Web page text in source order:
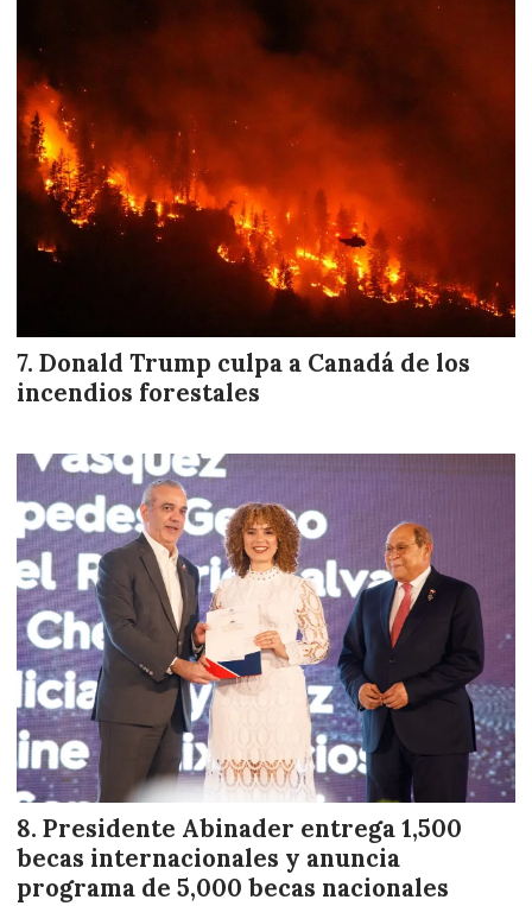
Donald Trump culpa a Canadá de los
incendios forestales
Presidente Abinader entrega 1,500
becas internacionales y anuncia
programa de 5,000 becas nacionales